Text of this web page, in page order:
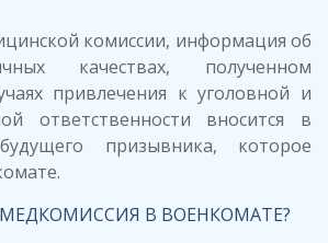
комиссии, информация об
качествах, полученном
привлечения к уголовной и
ответственности вносится в
призывника, которое
В ВОЕНКОМАТЕ?